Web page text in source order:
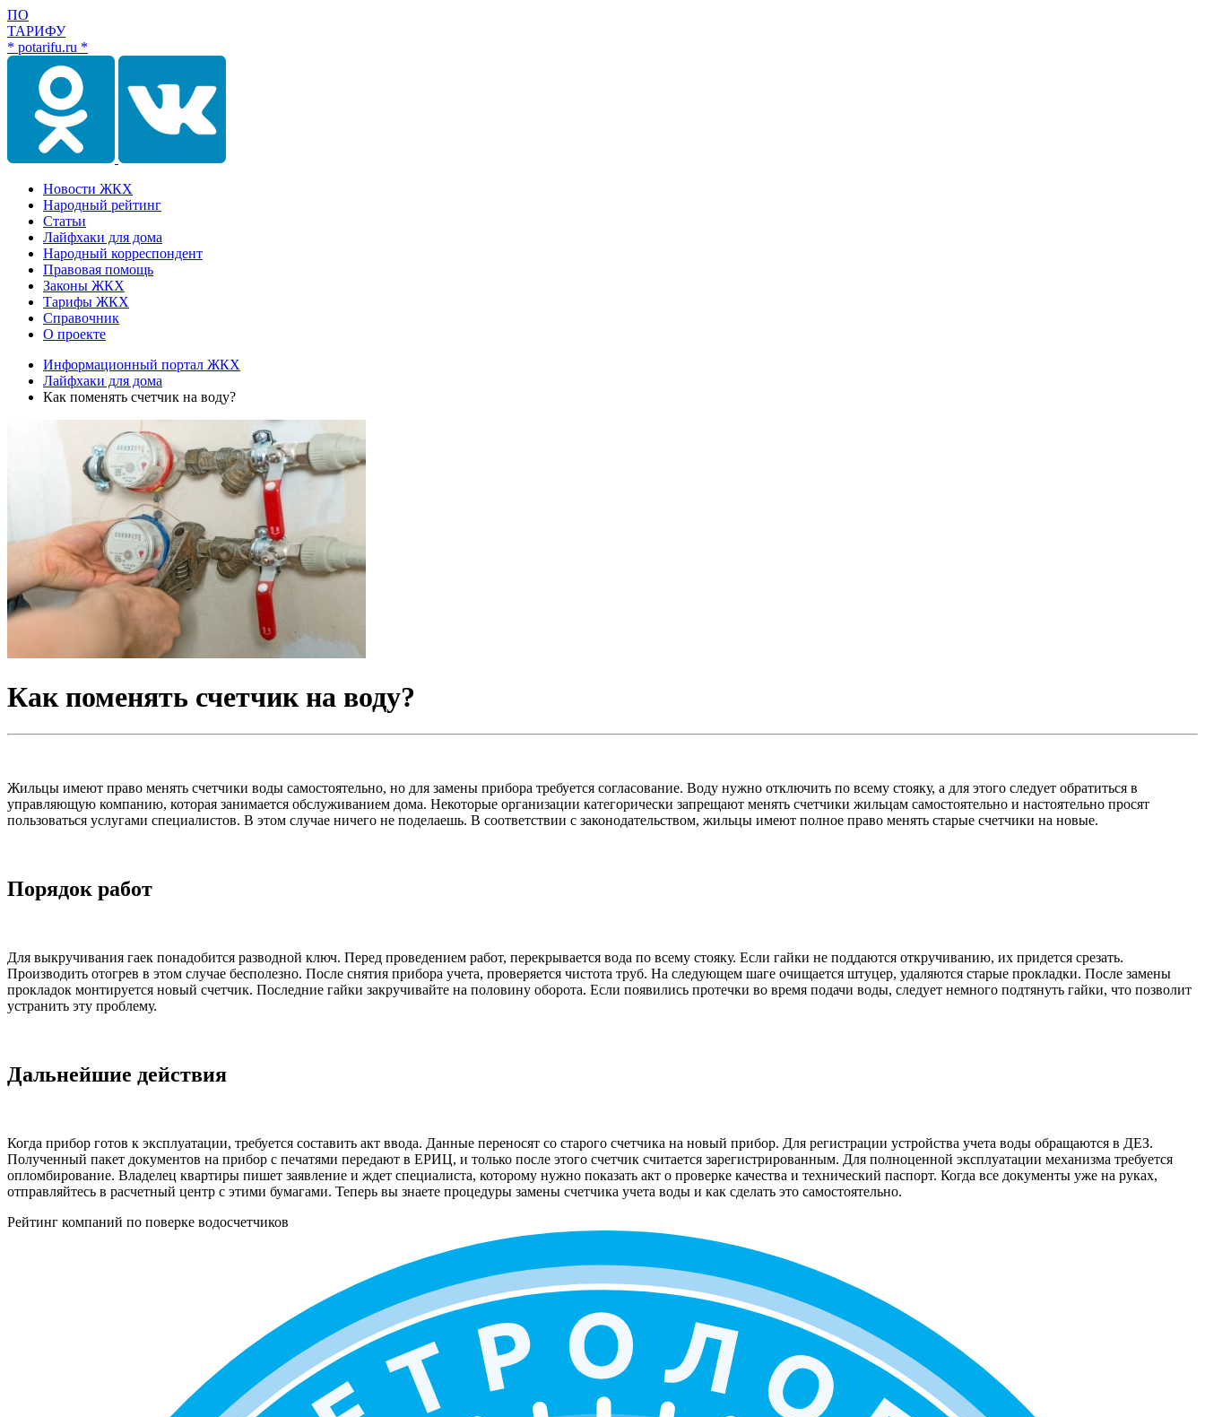
ПО
ТАРИФУ
* potarifu.ru *
Новости ЖКХ
Народный рейтинг
Статьи
Лайфхаки для дома
Народный корреспондент
Правовая помощь
Законы ЖКХ
Тарифы ЖКХ
Справочник
О проекте
Информационный портал ЖКХ
Лайфхаки для дома
Как поменять счетчик на воду?
Как поменять счетчик на воду?
Жильцы имеют право менять счетчики воды самостоятельно, но для замены прибора требуется согласование. Воду нужно отключить по всему стояку, а для этого следует обратиться в
управляющую компанию, которая занимается обслуживанием дома. Некоторые организации категорически запрещают менять счетчики жильцам самостоятельно и настоятельно просят
пользоваться услугами специалистов. В этом случае ничего не поделаешь. В соответствии с законодательством, жильцы имеют полное право менять старые счетчики на новые.
Порядок работ
Для выкручивания гаек понадобится разводной ключ. Перед проведением работ, перекрывается вода по всему стояку. Если гайки не поддаются откручиванию, их придется срезать.
Производить отогрев в этом случае бесполезно. После снятия прибора учета, проверяется чистота труб. На следующем шаге очищается штуцер, удаляются старые прокладки. После замены
прокладок монтируется новый счетчик. Последние гайки закручивайте на половину оборота. Если появились протечки во время подачи воды, следует немного подтянуть гайки, что позволит
устранить эту проблему.
Дальнейшие действия
Когда прибор готов к эксплуатации, требуется составить акт ввода. Данные переносят со старого счетчика на новый прибор. Для регистрации устройства учета воды обращаются в ДЕЗ.
Полученный пакет документов на прибор с печатями передают в ЕРИЦ, и только после этого счетчик считается зарегистрированным. Для полноценной эксплуатации механизма требуется
опломбирование. Владелец квартиры пишет заявление и ждет специалиста, которому нужно показать акт о проверке качества и технический паспорт. Когда все документы уже на руках,
отправляйтесь в расчетный центр с этими бумагами. Теперь вы знаете процедуры замены счетчика учета воды и как сделать это самостоятельно.
Рейтинг компаний по поверке водосчетчиков